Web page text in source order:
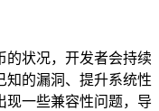
的状况，开发者会持续
知的漏洞、提升系统性
现一些兼容性问题，导